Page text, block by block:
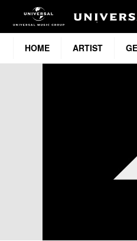
HOME ARTIST